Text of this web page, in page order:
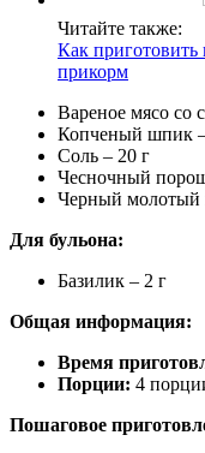
Читайте также:
Как приготовить
прикорм
Вареное мясо со
Копченый шпик
Соль – 20 г
Чесночный
Черный молотый
Для бульона:
Базилик – 2 г
Общая информация:
Время
Порции: 4
Пошаговое